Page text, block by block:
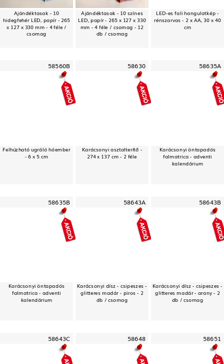
Ajándéktasak - 10
hidegfehér LED, papír - 265
x 127 x 330 mm - 4 féle /
csomag
Ajándéktasak - 10 színes
LED, papír - 265 x 127 x 330
mm - 4 féle / csomag - 12
db / csomag
LED-es fali hangulatkép -
rénszarvas - 2 x AA, 30 x 40
cm
58560B
Felhúzható ugráló hóember
- 6 x 5 cm
58630
Karácsonyi asztalterítő -
274 x 137 cm - 2 féle
58635A
Karácsonyi öntapadós
falmatrica - adventi
kalendárium
58635B
Karácsonyi öntapadós
falmatrica - adventi
kalendárium
58643A
Karácsonyi dísz - csipeszes -
glitteres madár - piros - 2
db / csomag
58643B
Karácsonyi dísz - csipeszes -
glitteres madár - arany - 2
db / csomag
58643C 58648 58651